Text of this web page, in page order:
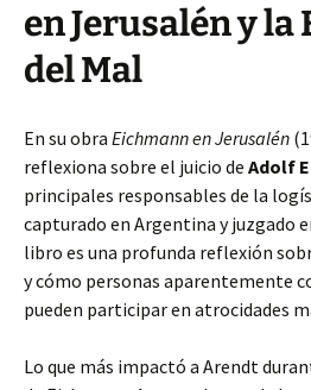
en Jerusalén y
del Mal
En su obra Eichmann en Jerusalén
reflexiona sobre el juicio de Adolf
principales responsables de la
capturado en Argentina y juzgado
libro es una profunda reflexión
y cómo personas aparentemente
pueden participar en atrocidades
Lo que más impactó a Arendt